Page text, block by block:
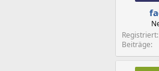
Registriert
Beiträge